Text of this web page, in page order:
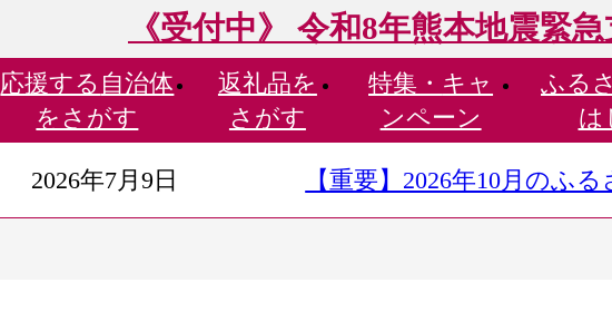
《受付中》 令和8年熊本地震緊
応援する 自治体
をさがす
返礼品を
さがす
特集・ キャ
ンペーン
ふる
は
2026年7月9日 【重要】2026年10月のふ